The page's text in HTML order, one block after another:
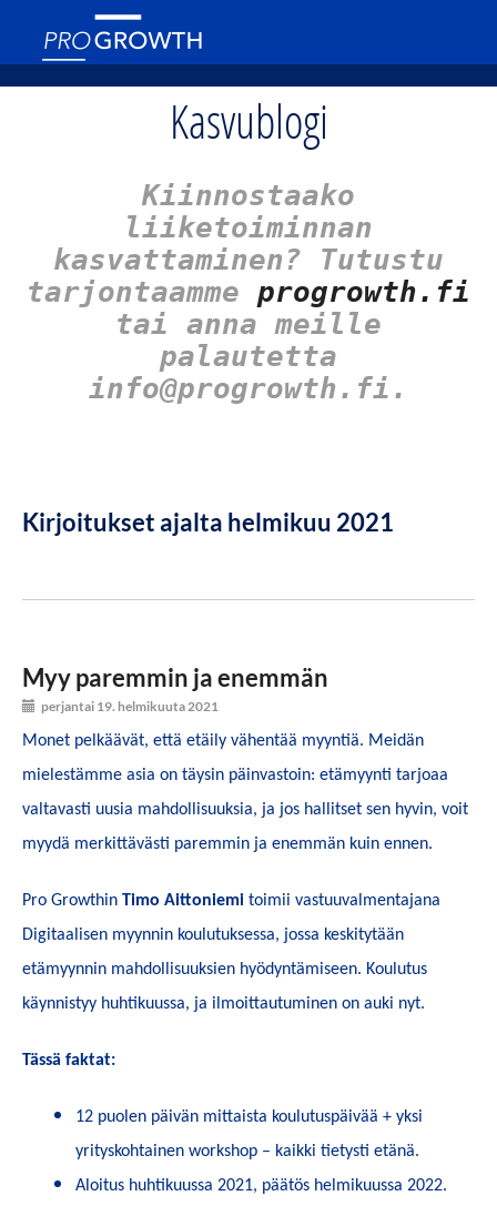
Kasvublogi
Kiinnostaako
liiketoiminnan
kasvattaminen? Tutustu
tarjontaamme progrowth.fi
tai anna meille
palautetta
info@progrowth.fi.
Kirjoitukset ajalta helmikuu 2021
Myy paremmin ja enemmän
perjantai 19. helmikuuta 2021
Monet pelkäävät, että etäily vähentää myyntiä. Meidän
mielestämme asia on täysin päinvastoin: etämyynti tarjoaa
valtavasti uusia mahdollisuuksia, ja jos hallitset sen hyvin, voit
myydä merkittävästi paremmin ja enemmän kuin ennen.
Pro Growthin Timo Aittoniemi toimii vastuuvalmentajana
Digitaalisen myynnin koulutuksessa, jossa keskitytään
etämyynnin mahdollisuuksien hyödyntämiseen. Koulutus
käynnistyy huhtikuussa, ja ilmoittautuminen on auki nyt.
Tässä faktat:
12 puolen päivän mittaista koulutuspäivää + yksi
yrityskohtainen workshop – kaikki tietysti etänä.
Aloitus huhtikuussa 2021, päätös helmikuussa 2022.